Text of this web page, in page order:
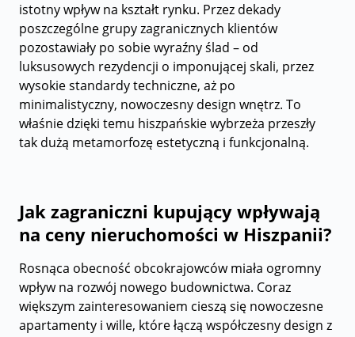
istotny wpływ na kształt rynku. Przez dekady
poszczególne grupy zagranicznych klientów
pozostawiały po sobie wyraźny ślad – od
luksusowych rezydencji o imponującej skali, przez
wysokie standardy techniczne, aż po
minimalistyczny, nowoczesny design wnętrz. To
właśnie dzięki temu hiszpańskie wybrzeża przeszły
tak dużą metamorfozę estetyczną i funkcjonalną.
Jak zagraniczni kupujący wpływają
na ceny nieruchomości w Hiszpanii?
Rosnąca obecność obcokrajowców miała ogromny
wpływ na rozwój nowego budownictwa. Coraz
większym zainteresowaniem cieszą się nowoczesne
apartamenty i wille, które łączą współczesny design z